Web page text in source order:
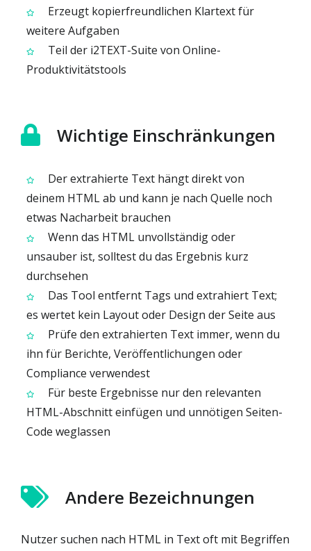
Erzeugt kopierfreundlichen Klartext für
weitere Aufgaben
Teil der i2TEXT-Suite von Online-
Produktivitätstools
Wichtige Einschränkungen
Der extrahierte Text hängt direkt von
deinem HTML ab und kann je nach Quelle noch
etwas Nacharbeit brauchen
Wenn das HTML unvollständig oder
unsauber ist, solltest du das Ergebnis kurz
durchsehen
Das Tool entfernt Tags und extrahiert Text;
es wertet kein Layout oder Design der Seite aus
Prüfe den extrahierten Text immer, wenn du
ihn für Berichte, Veröffentlichungen oder
Compliance verwendest
Für beste Ergebnisse nur den relevanten
HTML-Abschnitt einfügen und unnötigen Seiten-
Code weglassen
Andere Bezeichnungen
Nutzer suchen nach HTML in Text oft mit Begriffen